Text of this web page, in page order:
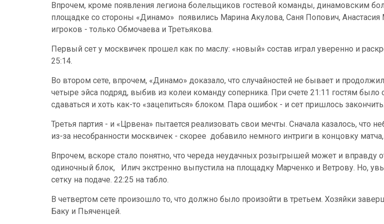
Впрочем, кроме появления легиона болельщиков гостевой команды, динамовским
площадке со стороны «Динамо» появились Марина Акулова, Саня Попович,
игроков - только Обмочаева и Третьякова.
Первый сет у москвичек прошел как по маслу: «новый» состав играл уверенно и
25:14.
Во втором сете, впрочем, «Динамо» доказало, что случайностей не бывает и
четыре эйса подряд, выбив из колеи команду соперника. При счете 21:11 гостям
сдаваться и хоть как-то «зацепиться» блоком. Пара ошибок - и сет пришлось
Третья партия - и «Црвена» пытается реализовать свои мечты. Сначала казалось, что
из-за несобранности москвичек - скорее добавило немного интриги в концовку
Впрочем, вскоре стало понятно, что череда неудачных розыгрышей может и вправду
одиночный блок, Илич экстренно выпустила на площадку Марченко и Ветрову. Но,
сетку на подаче. 22:25 на табло.
В четвертом сете произошло то, что должно было произойти в третьем. Хозяйки
Баку и Пьяченцей.